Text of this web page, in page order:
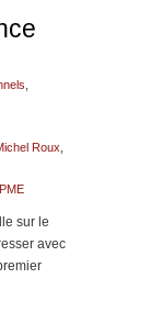
Roux
sur le
avec